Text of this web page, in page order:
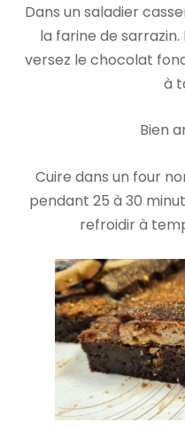
Dans un saladier
la farine de
versez le chocolat
à
Bien
Cuire dans un four
pendant 25 à 30
refroidir à